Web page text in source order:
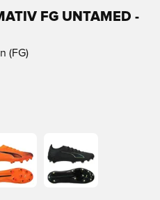
FG UNTAMED -
(FG)